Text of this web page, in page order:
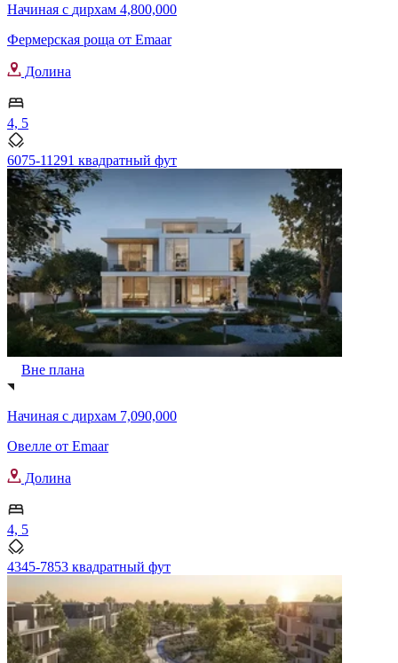
Начиная с дирхам 4,800,000
Фермерская роща от Emaar
Долина
4, 5
6075-11291 квадратный фут
Вне плана
Начиная с дирхам 7,090,000
Овелле от Emaar
Долина
4, 5
4345-7853 квадратный фут